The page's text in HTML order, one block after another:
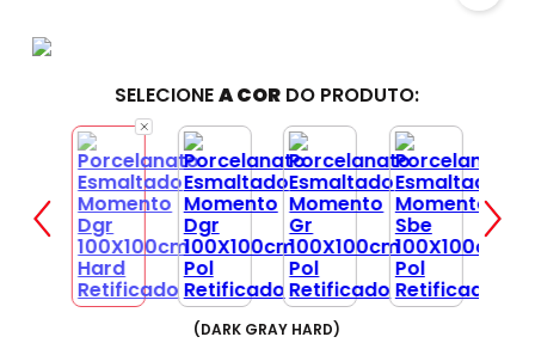
SELECIONEA COR DO PRODUTO:
(DARK GRAY HARD)